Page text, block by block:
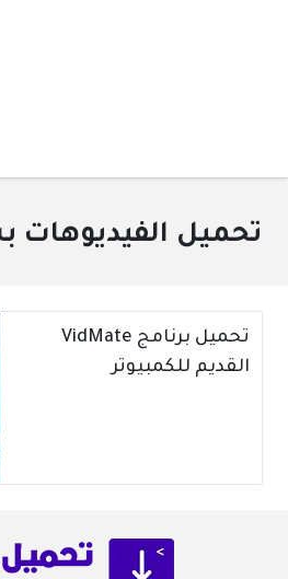
تحميل الفيديوهات
تحميل برنامج VidMate
القديم للكمبيوتر